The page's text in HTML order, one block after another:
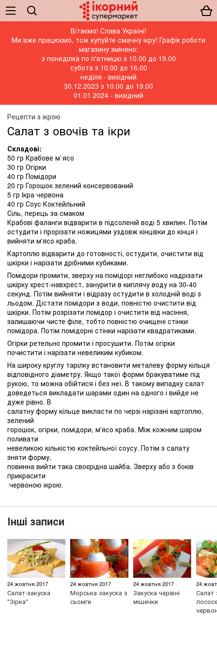
Вітаємо! Слава Україні!
Ми вже працюємо, тож купуйте смачну ікру! Графік роботи
магазину змінено:
з понеділка по п'ятницю з 10.00 до 19.00
субота з 10.00 до 16.00
неділя - вихідний
30.12.2023 з 10.00 до 19.00
01.01.2024 - вихідний
Рецепти з ікрою
Салат з овочів та ікри
Складові:
50 гр Крабове м`ясо
30 гр Огірки
40 гр Помідори
20 гр Горошок зелений консервований
5 гр Ікра червона
40 гр Соус Коктейльний
Сіль, перець за смаком
Крабові фаланги відварити в підсоленій воді 5 хвилин. Потім
остудити і прорізати ножицями уздовж кінцівки до кінця і
вийняти м'ясо краба.
Картоплю відварити до готовності, остудити, очистити від
шкірки і нарізати дрібними кубиками.
Помідори промити, зверху на помідорі неглибоко надрізати
шкірку хрест-навхрест, занурити в киплячу воду на 30-40
секунд. Потім вийняти і відразу остудити в холодній воді з
льодом. Дістати помідори з води, повністю очистити від
шкірки. Потім розрізати помідор і очистити від насіння,
залишаючи чисте філе, тобто повністю очищені стінки
помідора. Потім помідорні стінки нарізати квадратиками.
Огірки ретельно промити і просушити. Потім огірки
почистити і нарізати невеликим кубиком.
На широку круглу тарілку встановити металеву форму кільця
відповідного діаметру. Якщо такої форми бракуватиме під
рукою, то можна обійтися і без неї. В такому випадку салат
доведеться викладати шарами один на одного і вийде не
дуже рівно. В
салатну форму кільце викласти по черзі нарізані картоплю,
зелений
горошок, огірки, помідори, м'ясо краба. Між кожним шаром
поливати
невеликою кількістю коктейльної соусу. Потім з салату
зняти форму,
повинна вийти така своєрідна шайба. Зверху або з боків
прикрасити
червоною ікрою.
Інші записи
24 жовтня 2017
Салат-закуска
"Зірка"
24 жовтня 2017
Морська закуска з
сьомги
24 жовтня 2017
Закуска чарівні
мішечки
24
Салат